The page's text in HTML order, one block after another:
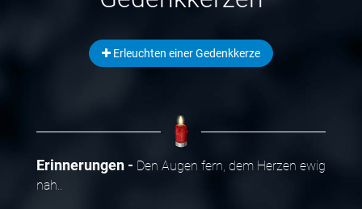
Erleuchten einer Gedenkkerze
Erinnerungen
Den Augen fern, dem Herzen ewig
nah..